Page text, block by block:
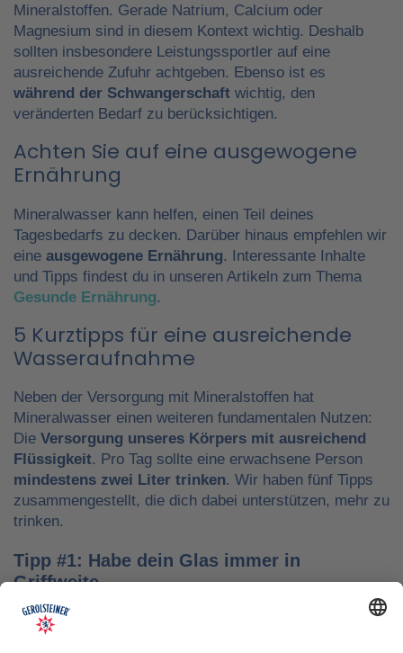
Mineralstoffen. Gerade Natrium, Calcium oder
Magnesium sind in diesem Kontext wichtig. Deshalb
sollten insbesondere Leistungssportler auf eine
ausreichende Zufuhr achtgeben. Ebenso ist es
während der Schwangerschaft wichtig, den
veränderten Bedarf zu berücksichtigen.
Achten Sie auf eine ausgewogene
Ernährung
Mineralwasser kann helfen, einen Teil deines
Tagesbedarfs zu decken. Darüber hinaus empfehlen wir
eine ausgewogene Ernährung. Interessante Inhalte
und Tipps findest du in unseren Artikeln zum Thema
Gesunde Ernährung.
5 Kurztipps für eine ausreichende
Wasseraufnahme
Neben der Versorgung mit Mineralstoffen hat
Mineralwasser einen weiteren fundamentalen Nutzen:
Die Versorgung unseres Körpers mit ausreichend
Flüssigkeit. Pro Tag sollte eine erwachsene Person
mindestens zwei Liter trinken. Wir haben fünf Tipps
zusammengestellt, die dich dabei unterstützen, mehr zu
trinken.
Tipp #1: Habe dein Glas immer in
Griffweite
Ob bei der Arbeit oder während der Freizeit: Wasser